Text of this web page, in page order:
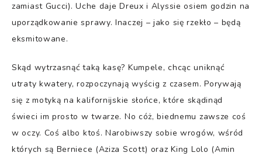
zamiast Gucci). Uche daje Dreux i Alyssie osiem godzin na
uporządkowanie sprawy. Inaczej – jako się rzekło – będą
eksmitowane.
Skąd wytrzasnąć taką kasę? Kumpele, chcąc uniknąć
utraty kwatery, rozpoczynają wyścig z czasem. Porywają
się z motyką na kalifornijskie słońce, które skądinąd
świeci im prosto w twarze. No cóż, biednemu zawsze coś
w oczy. Coś albo ktoś. Narobiwszy sobie wrogów, wśród
których są Berniece (Aziza Scott) oraz King Lolo (Amin